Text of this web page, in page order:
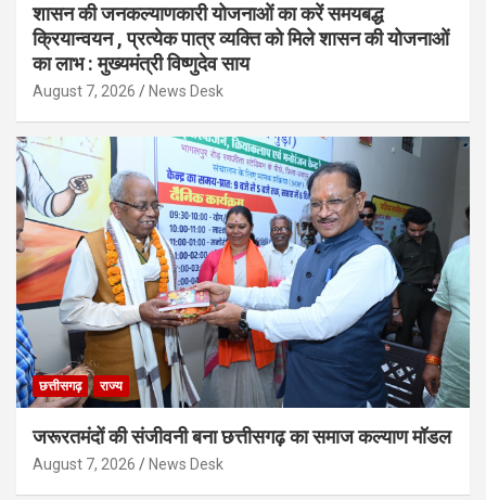
शासन की जनकल्याणकारी योजनाओं का करें समयबद्ध
क्रियान्वयन , प्रत्येक पात्र व्यक्ति को मिले शासन की योजनाओं
का लाभ : मुख्यमंत्री विष्णुदेव साय
August 7, 2026 News Desk
छत्तीसगढ़ राज्य
जरूरतमंदों की संजीवनी बना छत्तीसगढ़ का समाज कल्याण मॉडल
August 7, 2026 News Desk